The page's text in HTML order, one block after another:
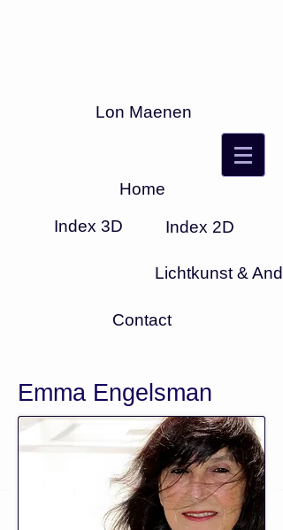
Lon Maenen
Home
Index 3D
Index 2D
Lichtkunst &
Contact
Emma Engelsman